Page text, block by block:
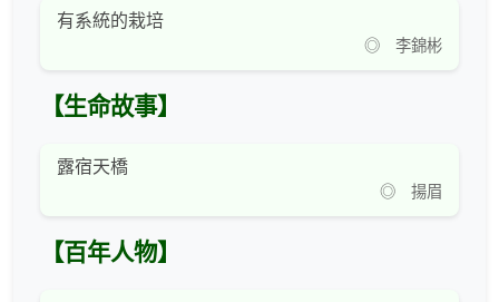
有系統的栽培
◎ 李錦彬
【生命故事】
露宿天橋
◎ 揚眉
【百年人物】